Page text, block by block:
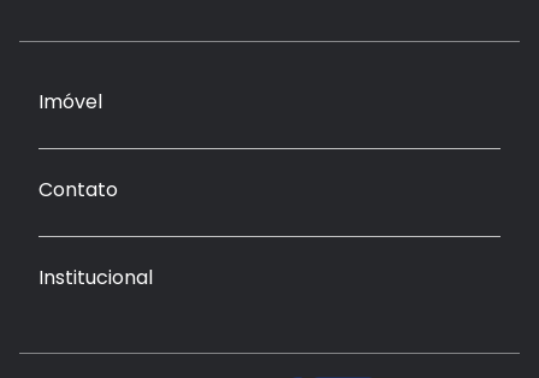
Imóvel
Contato
Institucional